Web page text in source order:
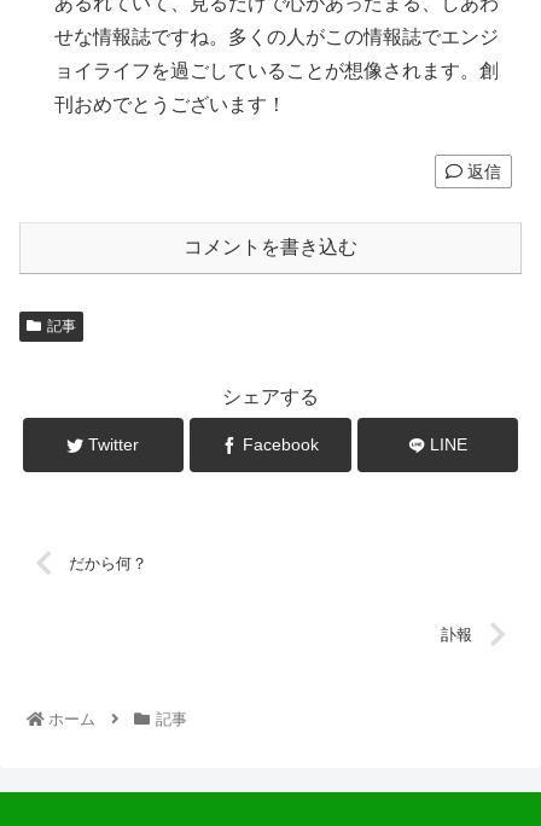
せな情報誌ですね。多くの人がこの情報誌でエンジ
ョイライフを過ごしていることが想像されます。創
刊おめでとうございます！
返信
コメントを書き込む
記事
シェアする
Twitter Facebook LINE
だから何？
訃報
ホーム 記事